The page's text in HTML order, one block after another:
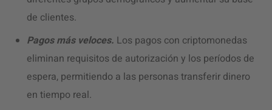
de clientes.
Pagos más veloces. Los pagos con criptomonedas
eliminan requisitos de autorización y los períodos de
espera, permitiendo a las personas transferir dinero
en tiempo real.